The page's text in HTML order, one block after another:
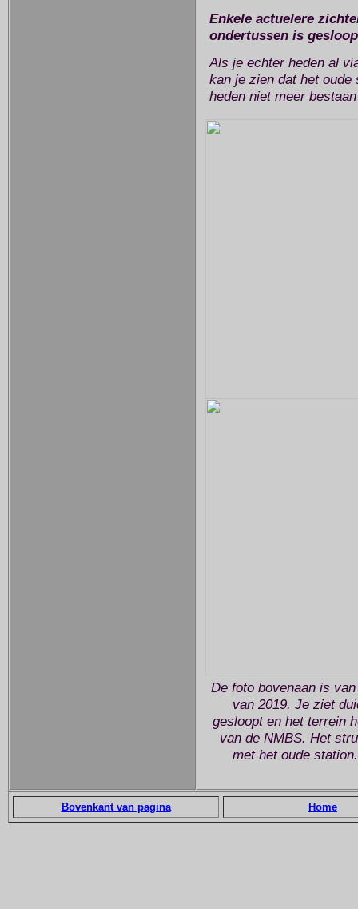
Enkele actuelere
ondertussen is
Als je echter heden al
kan je zien dat het
heden niet meer
De foto bovenaan is
van 2019. Je ziet
gesloopt en het terrein
van de NMBS. Het
met het oude
Bovenkant van pagina Home